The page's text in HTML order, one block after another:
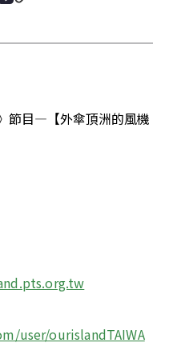
節目—【外傘頂洲的風機
user/ourislandTAIWA